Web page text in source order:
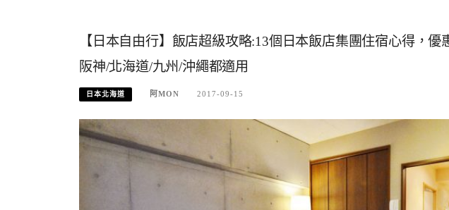
【日本自由行】飯店超級攻略:13個日本飯店集團住宿心得，
阪神/北海道/九州/沖繩都適用
日本北海道 阿MON 2017-09-15